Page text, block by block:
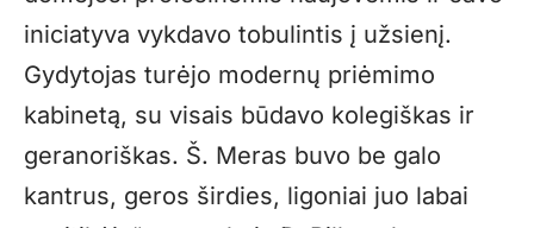
iniciatyva vykdavo tobulintis į užsienį.
Gydytojas turėjo modernų priėmimo
kabinetą, su visais būdavo kolegiškas ir
geranoriškas. Š. Meras buvo be galo
kantrus, geros širdies, ligoniai juo labai